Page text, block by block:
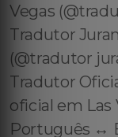
Vegas
Tradutor
(@tradutor
Tradutor
oficial em
Português ↔️